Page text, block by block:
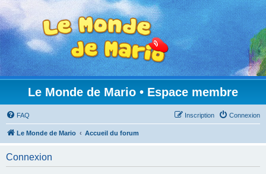
Le Monde de Mario • Espace membre
FAQ Connexion
Inscription
Le Monde de Mario Accueil du forum
Connexion